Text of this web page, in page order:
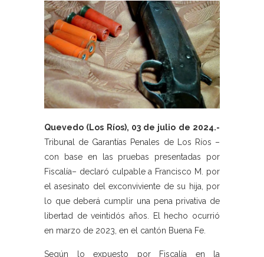
Quevedo (Los Ríos), 03 de julio de 2024.-
Tribunal de Garantías Penales de Los Ríos –
con base en las pruebas presentadas por
Fiscalía– declaró culpable a Francisco M. por
el asesinato del exconviviente de su hija, por
lo que deberá cumplir una pena privativa de
libertad de veintidós años. El hecho ocurrió
en marzo de 2023, en el cantón Buena Fe.
Según lo expuesto por Fiscalía en la